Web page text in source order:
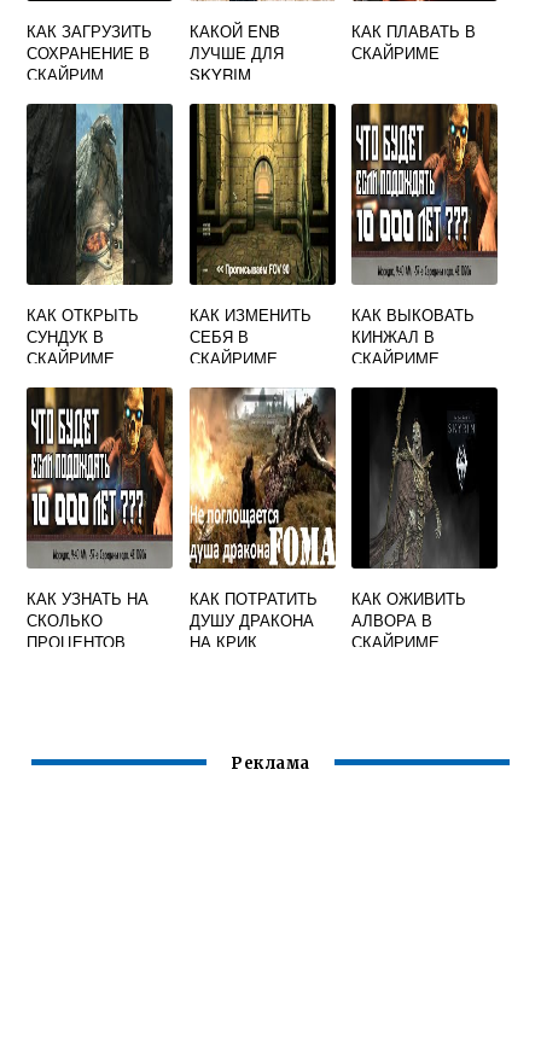
КАК ЗАГРУЗИТЬ
СОХРАНЕНИЕ В
СКАЙРИМ
КАКОЙ ENB
ЛУЧШЕ ДЛЯ
SKYRIM
КАК ПЛАВАТЬ В
СКАЙРИМЕ
КАК ОТКРЫТЬ
СУНДУК В
СКАЙРИМЕ
КАК ИЗМЕНИТЬ
СЕБЯ В
СКАЙРИМЕ
КАК ВЫКОВАТЬ
КИНЖАЛ В
СКАЙРИМЕ
КАК УЗНАТЬ НА
СКОЛЬКО
ПРОЦЕНТОВ
КАК ПОТРАТИТЬ
ДУШУ ДРАКОНА
НА КРИК
КАК ОЖИВИТЬ
АЛВОРА В
СКАЙРИМЕ
Реклама